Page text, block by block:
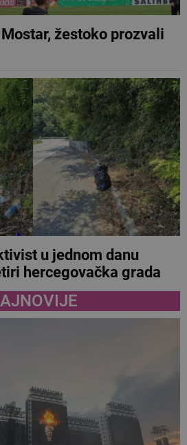
žestoko prozvali
u jednom danu
hercegovačka grada